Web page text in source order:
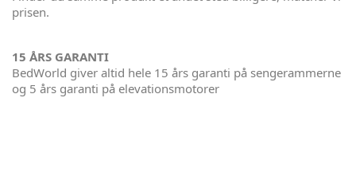
prisen.
15 ÅRS GARANTI
BedWorld giver altid hele 15 års garanti på sengerammerne
og 5 års garanti på elevationsmotorer